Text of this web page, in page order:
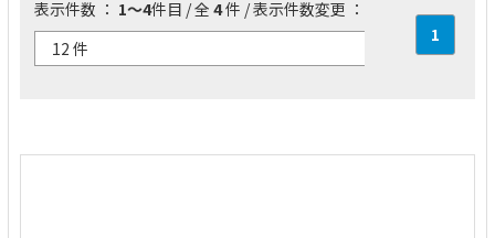
表示件数 ： 1～4件目 / 全 4件 / 表示件数変更 ：
1